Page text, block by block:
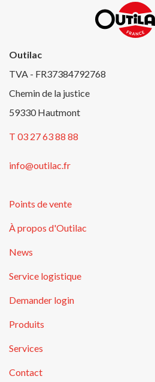
Outilac
TVA - FR37384792768
Chemin de la justice
59330 Hautmont
T 03 27 63 88 88
info@outilac.fr
Points de vente
À propos d'Outilac
News
Service logistique
Demander login
Produits
Services
Contact